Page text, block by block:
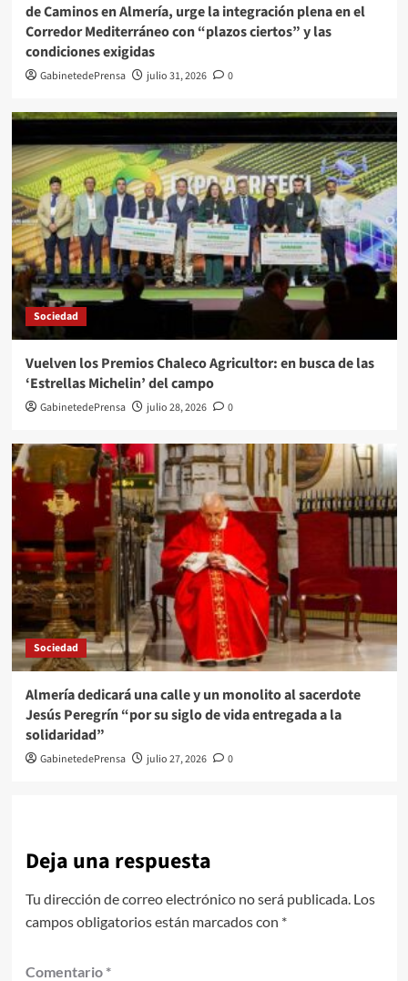
de Caminos en Almería, urge la integración plena en el
Corredor Mediterráneo con “plazos ciertos” y las
condiciones exigidas
GabinetedePrensa julio 31, 2026 0
Sociedad
Vuelven los Premios Chaleco Agricultor: en busca de las
‘Estrellas Michelin’ del campo
GabinetedePrensa julio 28, 2026 0
Sociedad
Almería dedicará una calle y un monolito al sacerdote
Jesús Peregrín “por su siglo de vida entregada a la
solidaridad”
GabinetedePrensa julio 27, 2026 0
Deja una respuesta
Tu dirección de correo electrónico no será publicada. Los
campos obligatorios están marcados con *
Comentario *